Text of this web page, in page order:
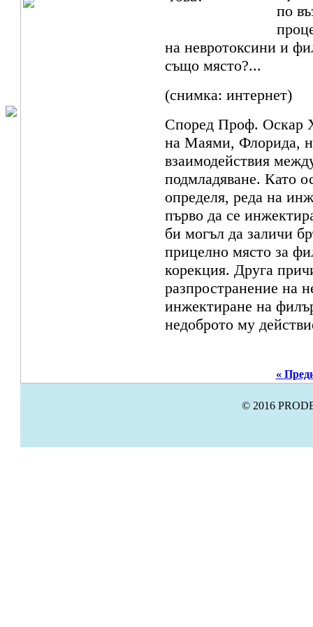
по
на невротоксини и
също място?...
(снимка: интернет)
Според Проф. Оскар
на Маями, Флорида,
взаимодействия
подмладяване. Като
определя, реда на
първо да се
би могъл да заличи
прицелно място за
корекция. Друга
разпространение на
инжектиране на
недоброто му
«
© 2016